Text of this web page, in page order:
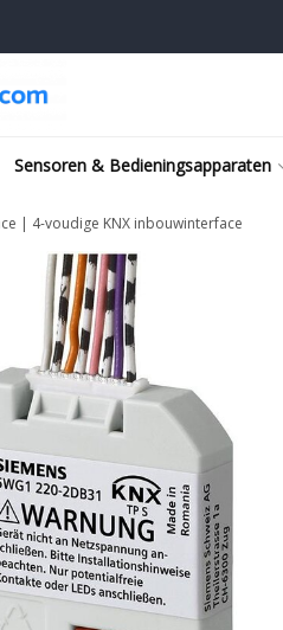
Sensoren & Bedieningsapparaten
| 4-voudige KNX inbouwinterface